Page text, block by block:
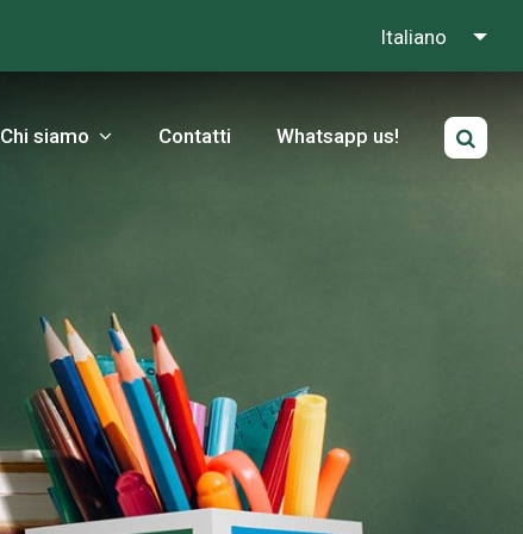
Italiano
Chi siamo Contatti Whatsapp us!